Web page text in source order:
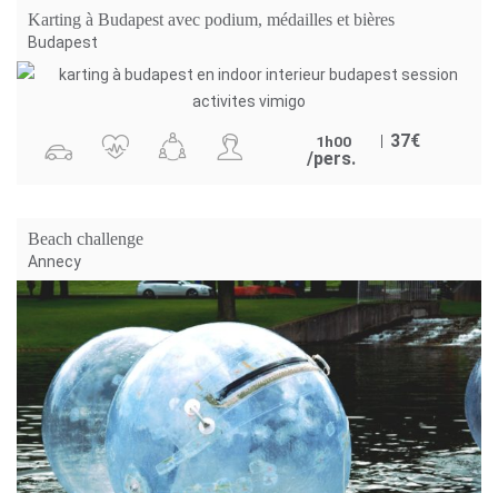
Karting à Budapest avec podium, médailles et bières
Budapest
1h00 37€
/pers.
Beach challenge
Annecy